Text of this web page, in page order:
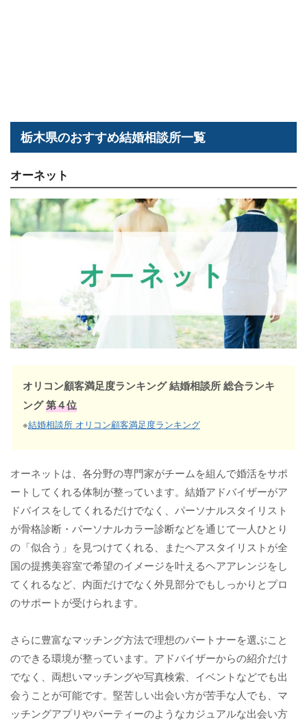
栃木県のおすすめ結婚相談所一覧
オーネット
オリコン顧客満足度ランキング 結婚相談所 総合ランキ
ング第４位
※結婚相談所 オリコン顧客満足度ランキング
オーネットは、各分野の専門家がチームを組んで婚活をサポ
ートしてくれる体制が整っています。結婚アドバイザーがア
ドバイスをしてくれるだけでなく、パーソナルスタイリスト
が骨格診断・パーソナルカラー診断などを通じて一人ひとり
の「似合う」を見つけてくれる、またヘアスタイリストが全
国の提携美容室で希望のイメージを叶えるヘアアレンジをし
てくれるなど、内面だけでなく外見部分でもしっかりとプロ
のサポートが受けられます。
さらに豊富なマッチング方法で理想のパートナーを選ぶこと
のできる環境が整っています。アドバイザーからの紹介だけ
でなく、両想いマッチングや写真検索、イベントなどでも出
会うことが可能です。堅苦しい出会い方が苦手な人でも、マ
ッチングアプリやパーティーのようなカジュアルな出会い方